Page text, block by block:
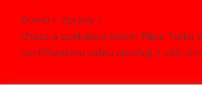
Domů
Zprávy
Chaos a spekulace kolem Filipa Turka
sestříhanému videu obviňují z užití